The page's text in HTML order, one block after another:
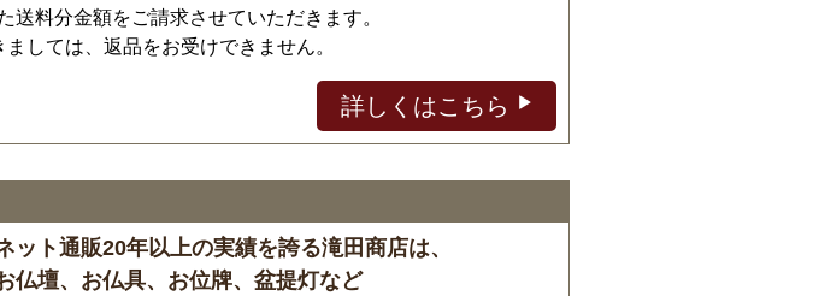
送料分金額をご請求させていただきます。
しては、返品をお受けできません。
詳しくはこちら
ット通販20年以上の実績を誇る滝田商店は、
仏壇、お仏具、お位牌、盆提灯など